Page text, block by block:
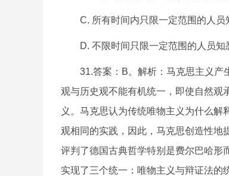
C. 所有时间内只限一定范围的人员
D. 不限时间只限一定范围的人员知
31.答案：B。解析：马克思主义产
观与历史观不能有机统一，即使自然观
义。马克思认为传统唯物主义为什么
观相同的实践，因此，马克思创造性地
评判了德国古典哲学特别是费尔巴哈形
实现了三个统一：唯物主义与辩证法的